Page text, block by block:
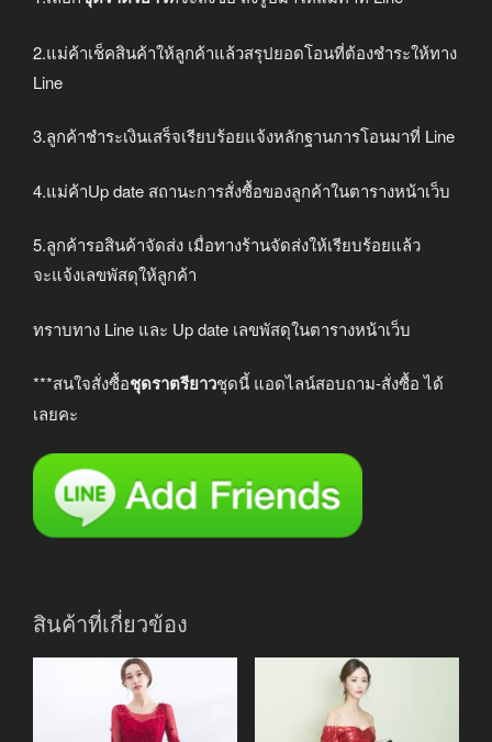
2.แม่ค้าเช็คสินค้าให้ลูกค้าแล้วสรุปยอดโอนที่ต้องชำระให้ทาง
Line
3.ลูกค้าชำระเงินเสร็จเรียบร้อยแจ้งหลักฐานการโอนมาที่ Line
4.แม่ค้าUp date สถานะการสั่งซื้อของลูกค้าในตารางหน้าเว็บ
5.ลูกค้ารอสินค้าจัดส่ง เมื่อทางร้านจัดส่งให้เรียบร้อยแล้ว
จะแจ้งเลขพัสดุให้ลูกค้า
ทราบทาง Line และ Up date เลขพัสดุในตารางหน้าเว็บ
***สนใจสั่งซื้อชุดราตรียาวชุดนี้ แอดไลน์สอบถาม-สั่งซื้อ ได้
เลยคะ
สินค้าที่เกี่ยวข้อง